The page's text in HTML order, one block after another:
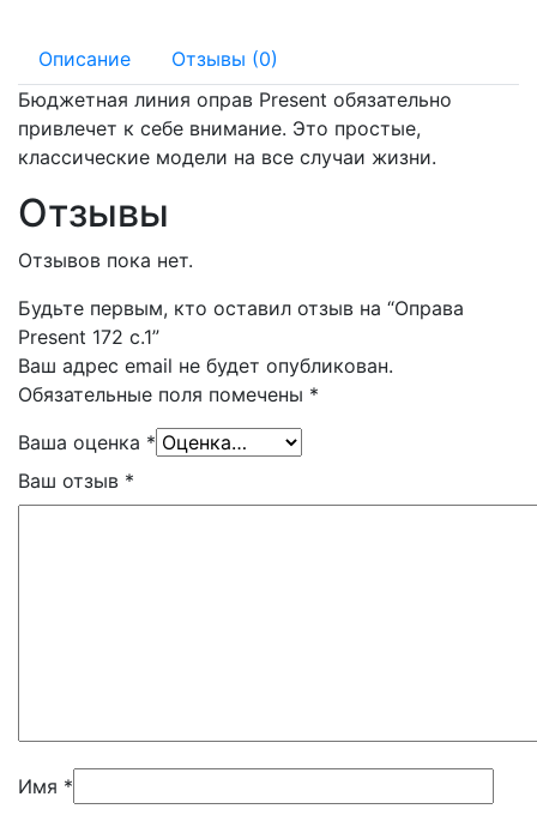
Описание
Отзывы (0)
Бюджетная линия оправ Present обязательно
привлечет к себе внимание. Это простые,
классические модели на все случаи жизни.
Отзывы
Отзывов пока нет.
Будьте первым, кто оставил отзыв на “Оправа
Present 172 с.1”
Ваш адрес email не будет опубликован.
Обязательные поля помечены *
Ваша оценка *
Ваш отзыв *
Имя *